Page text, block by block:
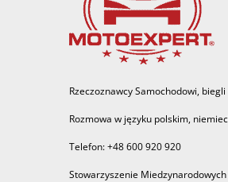
Rzeczoznawcy Samochodowi,
Rozmowa w języku polskim,
Telefon: +48 600 920 920
Stowarzyszenie